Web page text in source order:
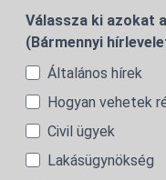
Válassza ki azokat
(Bármennyi
Általános hírek
Hogyan vehetek
Civil ügyek
Lakásügynökség